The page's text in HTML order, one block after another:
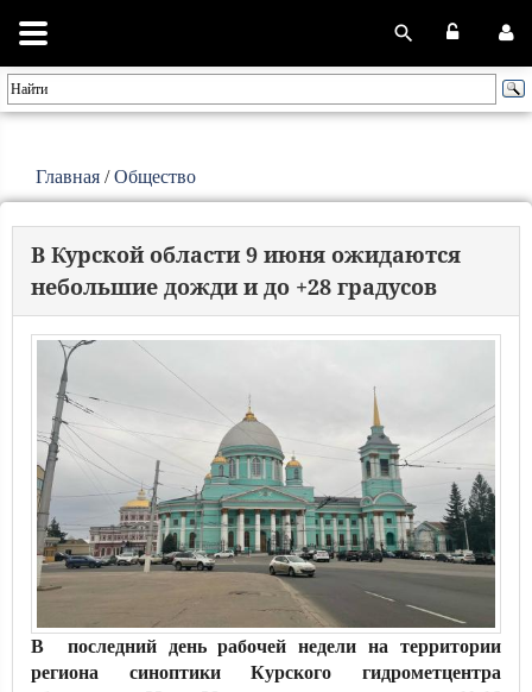
Главная /Общество
В Курской области 9 июня ожидаются
небольшие дожди и до +28 градусов
В последний день рабочей недели на территории
региона синоптики Курского гидрометцентра